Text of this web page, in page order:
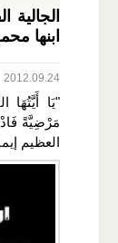
ابنها
2012.09.24
"يَا
مَرْضِيَّةً
العظيم